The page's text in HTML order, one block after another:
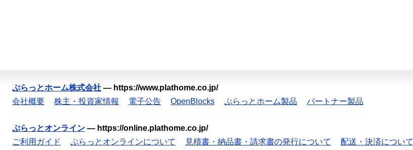
ぷらっとホーム株式会社 — https://www.plathome.co.jp/
会社概要
株主・投資家情報 電子公告 OpenBlocks ぷらっとホーム製品 パートナー製品
ぷらっとオンライン — https://online.plathome.co.jp/
ご利用ガイド
ぷらっとオンラインについて 見積書・納品書・請求書の発行について 配送・決済について